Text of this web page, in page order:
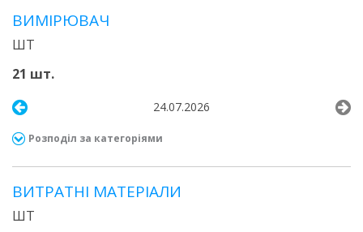
ВИМІРЮВАЧ
ШТ
21 шт.
24.07.2026
Розподіл за категоріями
ВИТРАТНІ МАТЕРІАЛИ
ШТ